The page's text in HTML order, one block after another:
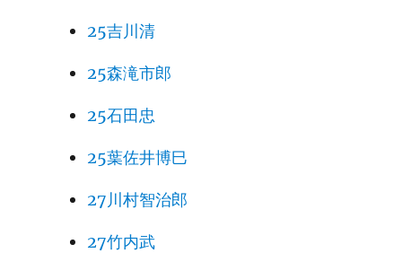
25吉川清
25森滝市郎
25石田忠
25葉佐井博巳
27川村智治郎
27竹内武